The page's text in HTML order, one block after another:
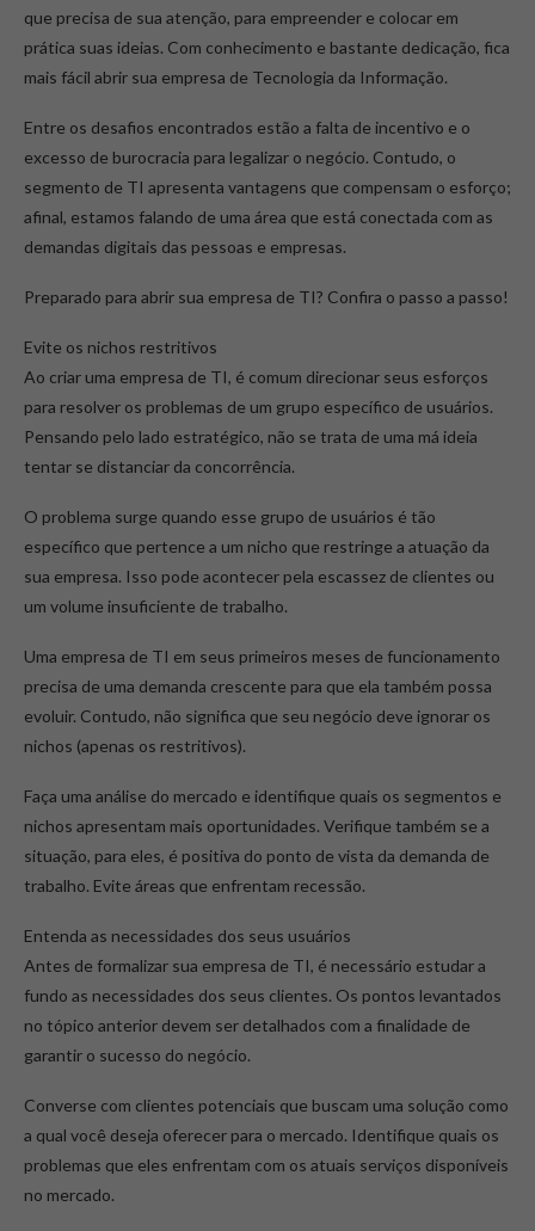
que precisa de sua atenção, para empreender e colocar em
prática suas ideias. Com conhecimento e bastante dedicação, fica
mais fácil abrir sua empresa de Tecnologia da Informação.
Entre os desafios encontrados estão a falta de incentivo e o
excesso de burocracia para legalizar o negócio. Contudo, o
segmento de TI apresenta vantagens que compensam o esforço;
afinal, estamos falando de uma área que está conectada com as
demandas digitais das pessoas e empresas.
Preparado para abrir sua empresa de TI? Confira o passo a passo!
Evite os nichos restritivos
Ao criar uma empresa de TI, é comum direcionar seus esforços
para resolver os problemas de um grupo específico de usuários.
Pensando pelo lado estratégico, não se trata de uma má ideia
tentar se distanciar da concorrência.
O problema surge quando esse grupo de usuários é tão
específico que pertence a um nicho que restringe a atuação da
sua empresa. Isso pode acontecer pela escassez de clientes ou
um volume insuficiente de trabalho.
Uma empresa de TI em seus primeiros meses de funcionamento
precisa de uma demanda crescente para que ela também possa
evoluir. Contudo, não significa que seu negócio deve ignorar os
nichos (apenas os restritivos).
Faça uma análise do mercado e identifique quais os segmentos e
nichos apresentam mais oportunidades. Verifique também se a
situação, para eles, é positiva do ponto de vista da demanda de
trabalho. Evite áreas que enfrentam recessão.
Entenda as necessidades dos seus usuários
Antes de formalizar sua empresa de TI, é necessário estudar a
fundo as necessidades dos seus clientes. Os pontos levantados
no tópico anterior devem ser detalhados com a finalidade de
garantir o sucesso do negócio.
Converse com clientes potenciais que buscam uma solução como
a qual você deseja oferecer para o mercado. Identifique quais os
problemas que eles enfrentam com os atuais serviços disponíveis
no mercado.